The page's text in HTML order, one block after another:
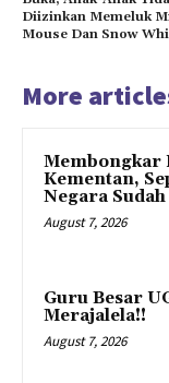
Diizinkan Memeluk
Mouse Dan Snow
More
Membongkar
Kementan,
Negara
August 7, 2026
Guru Besar
Merajalela!!
August 7, 2026